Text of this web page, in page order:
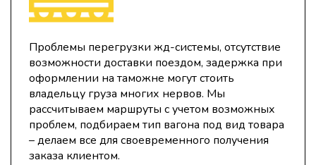
Проблемы перегрузки жд-системы, отсутствие
возможности доставки поездом, задержка при
оформлении на таможне могут стоить
владельцу груза многих нервов. Мы
рассчитываем маршруты с учетом возможных
проблем, подбираем тип вагона под вид товара
– делаем все для своевременного получения
заказа клиентом.